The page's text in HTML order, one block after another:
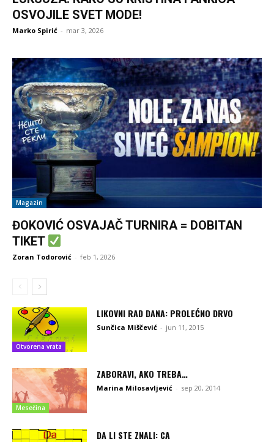
OSVOJILE SVET MODE!
Marko Spirić - mar 3, 2026
Magazin
ĐOKOVIĆ OSVAJAČ TURNIRA = DOBITAN
TIKET
Zoran Todorović - feb 1, 2026
Otvorena vrata
LIKOVNI RAD DANA: PROLEĆNO DRVO
Sunčica Miščević - jun 11, 2015
Mesečina
ZABORAVI, AKO TREBA…
Marina Milosavljević - sep 20, 2014
DA LI STE ZNALI: CA